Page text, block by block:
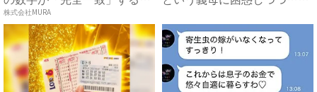
方...
株式会社MURA